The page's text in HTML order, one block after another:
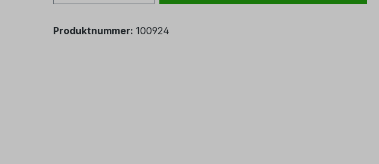
Produktnummer: 100924